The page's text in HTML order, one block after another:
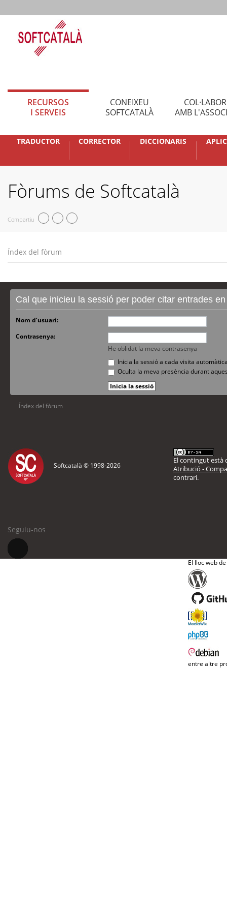
RECURSOS
I SERVEIS
CONEIXEU
SOFTCATALÀ
AMB
TRADUCTOR CORRECTOR DICCIONARIS
Fòrums de Softcatalà
Compartiu
Índex del fòrum
Cal que inicieu la sessió per poder citar entrades
Nom d’usuari:
Contrasenya:
He oblidat la meva contrasenya
Inicia la sessió a cada visita
Oculta la meva presència durant
Índex del fòrum
Softcatalà © 1998-2026
El contingut està
Atribució -
contrari.
Seguiu-nos
El lloc web
entre altre